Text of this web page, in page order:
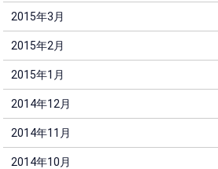
2015年3月
2015年2月
2015年1月
2014年12月
2014年11月
2014年10月